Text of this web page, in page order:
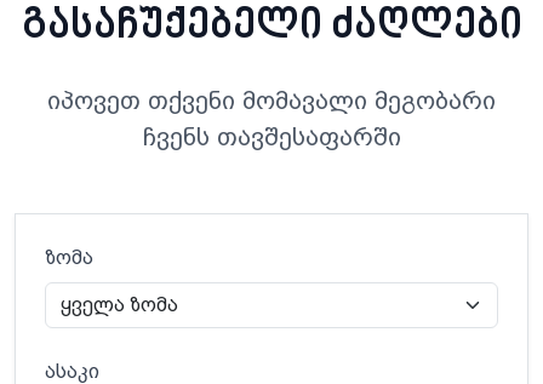
გასაჩუქებელი ძაღლები
იპოვეთ თქვენი მომავალი მეგობარი
ჩვენს თავშესაფარში
ზომა
ასაკი